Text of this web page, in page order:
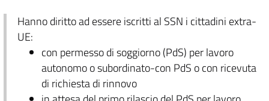
Hanno diritto ad essere iscritti al SSN i cittadini extra-
UE:
con permesso di soggiorno (PdS) per lavoro
autonomo o subordinato-con PdS o con ricevuta
di richiesta di rinnovo